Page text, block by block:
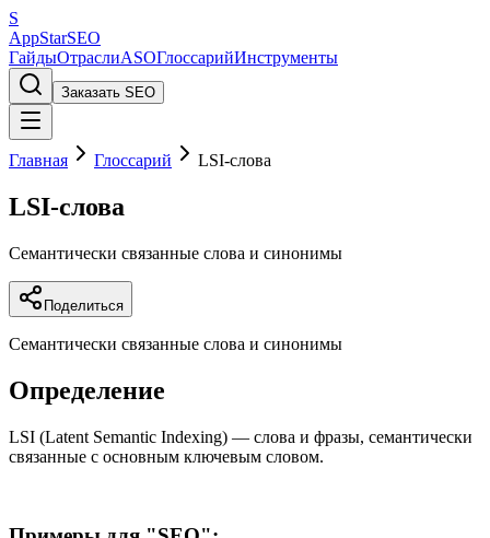
S
AppStarSEO
ГайдыОтраслиASOГлоссарийИнструменты
Заказать SEO
Главная Глоссарий LSI-слова
LSI-слова
Семантически связанные слова и синонимы
Поделиться
Семантически связанные слова и синонимы
Определение
LSI (Latent Semantic Indexing) — слова и фразы, семантически
связанные с основным ключевым словом.